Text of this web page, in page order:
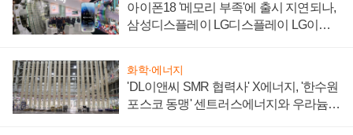
아이폰18 '메모리 부족'에 출시 지연되나,
삼성디스플레이 LG디스플레이 LG이노
화학·에너지
'DL이앤씨 SMR 협력사' X에너지, '한수원
포스코 동맹' 센트러스에너지와 우라늄